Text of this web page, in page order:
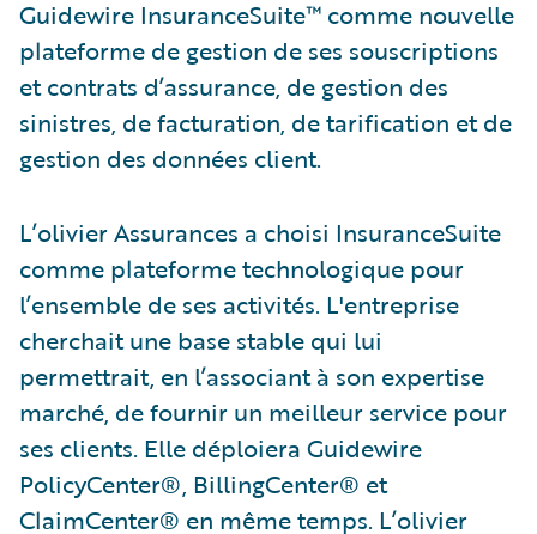
Guidewire InsuranceSuite™ comme nouvelle
plateforme de gestion de ses souscriptions
et contrats d’assurance, de gestion des
sinistres, de facturation, de tarification et de
gestion des données client.
L’olivier Assurances a choisi InsuranceSuite
comme plateforme technologique pour
l’ensemble de ses activités. L'entreprise
cherchait une base stable qui lui
permettrait, en l’associant à son expertise
marché, de fournir un meilleur service pour
ses clients. Elle déploiera Guidewire
PolicyCenter®, BillingCenter® et
ClaimCenter® en même temps. L’olivier